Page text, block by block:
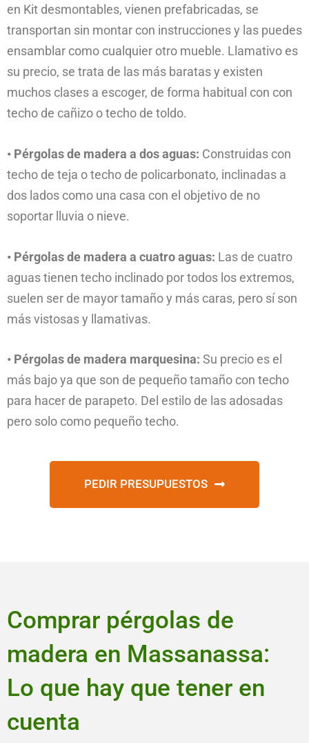
en Kit desmontables, vienen prefabricadas, se
transportan sin montar con instrucciones y las puedes
ensamblar como cualquier otro mueble. Llamativo es
su precio, se trata de las más baratas y existen
muchos clases a escoger, de forma habitual con con
techo de cañizo o techo de toldo.
• Pérgolas de madera a dos aguas: Construidas con
techo de teja o techo de policarbonato, inclinadas a
dos lados como una casa con el objetivo de no
soportar lluvia o nieve.
• Pérgolas de madera a cuatro aguas: Las de cuatro
aguas tienen techo inclinado por todos los extremos,
suelen ser de mayor tamaño y más caras, pero sí son
más vistosas y llamativas.
• Pérgolas de madera marquesina: Su precio es el
más bajo ya que son de pequeño tamaño con techo
para hacer de parapeto. Del estilo de las adosadas
pero solo como pequeño techo.
PEDIR PRESUPUESTOS
Comprar pérgolas de
madera en Massanassa:
Lo que hay que tener en
cuenta